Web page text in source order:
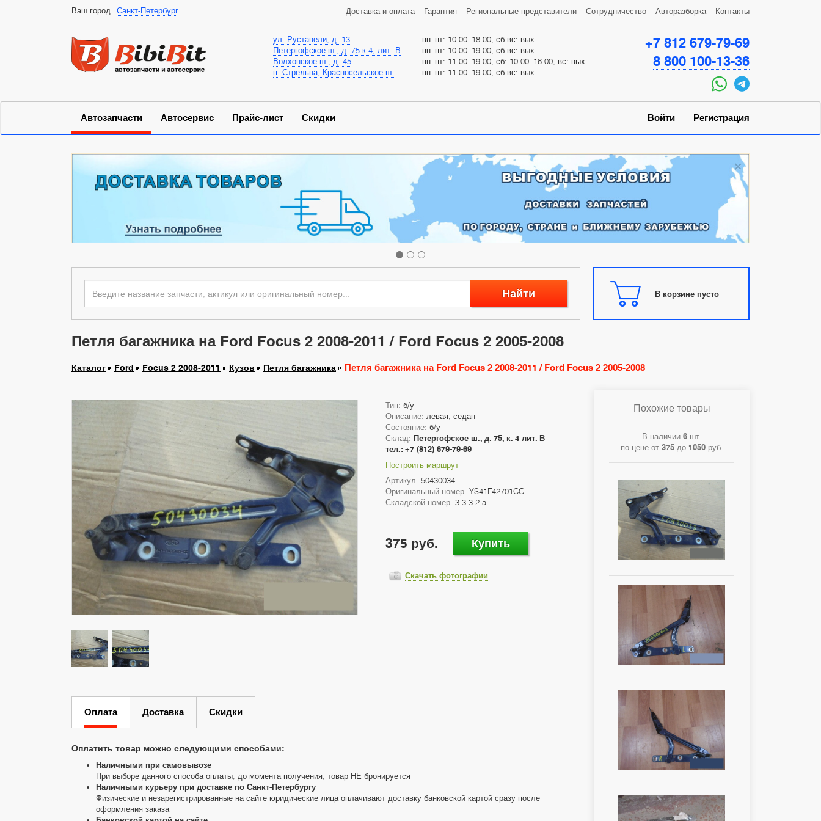
Ваш город: Санкт-Петербург
ул. Руставели, д. 13
пн–пт: 10.00–18.00, сб-вс: вых.
Петергофское ш., д. 75 к.4, лит. В
пн–пт: 10.00–19.00, сб-вс: вых.
Волхонское ш., д. 45
пн–пт: 11.00–19.00, сб: 10.00–16.00, вс: вых.
п. Стрельна, Красносельское ш.
пн–пт: 11.00–19.00, сб-вс: вых.
+7 812 679-79-69
8 800 100-13-36
Автозапчасти Автосервис Прайс-лист Скидки
Доставка и оплата Гарантия Региональные представители Сотрудничество Авторазборка Контакты
Войти Регистрация
×
Найти В корзине пусто
Петля багажника на Ford Focus 2 2008-2011 / Ford Focus 2 2005-2008
Каталог Ford Focus 2 2008-2011 Кузов Петля багажника Петля багажника на Ford Focus 2 2008-2011 / Ford Focus 2 2005-2008
Тип: б/у
Описание: левая, седан
Состояние: б/у
Склад: Петергофское ш., д. 75, к. 4 лит. В
тел.: +7 (812) 679-79-69
Построить маршрут
Артикул: 50430034
Оригинальный номер: YS41F42701CC
Складской номер: 3.3.3.2.a
375 руб. Купить
Скачать фотографии
Оплата Доставка Скидки
Оплатить товар можно следующими способами:
Наличными при самовывозе
При выборе данного способа оплаты, до момента получения, товар НЕ бронируется
Наличными курьеру при доставке по Санкт-Петербургу
Физические и незарегистрированные на сайте юридические лица оплачивают доставку банковской картой сразу после
оформления заказа
Похожие товары
В наличии 6шт.
по цене от 375до 1050руб.